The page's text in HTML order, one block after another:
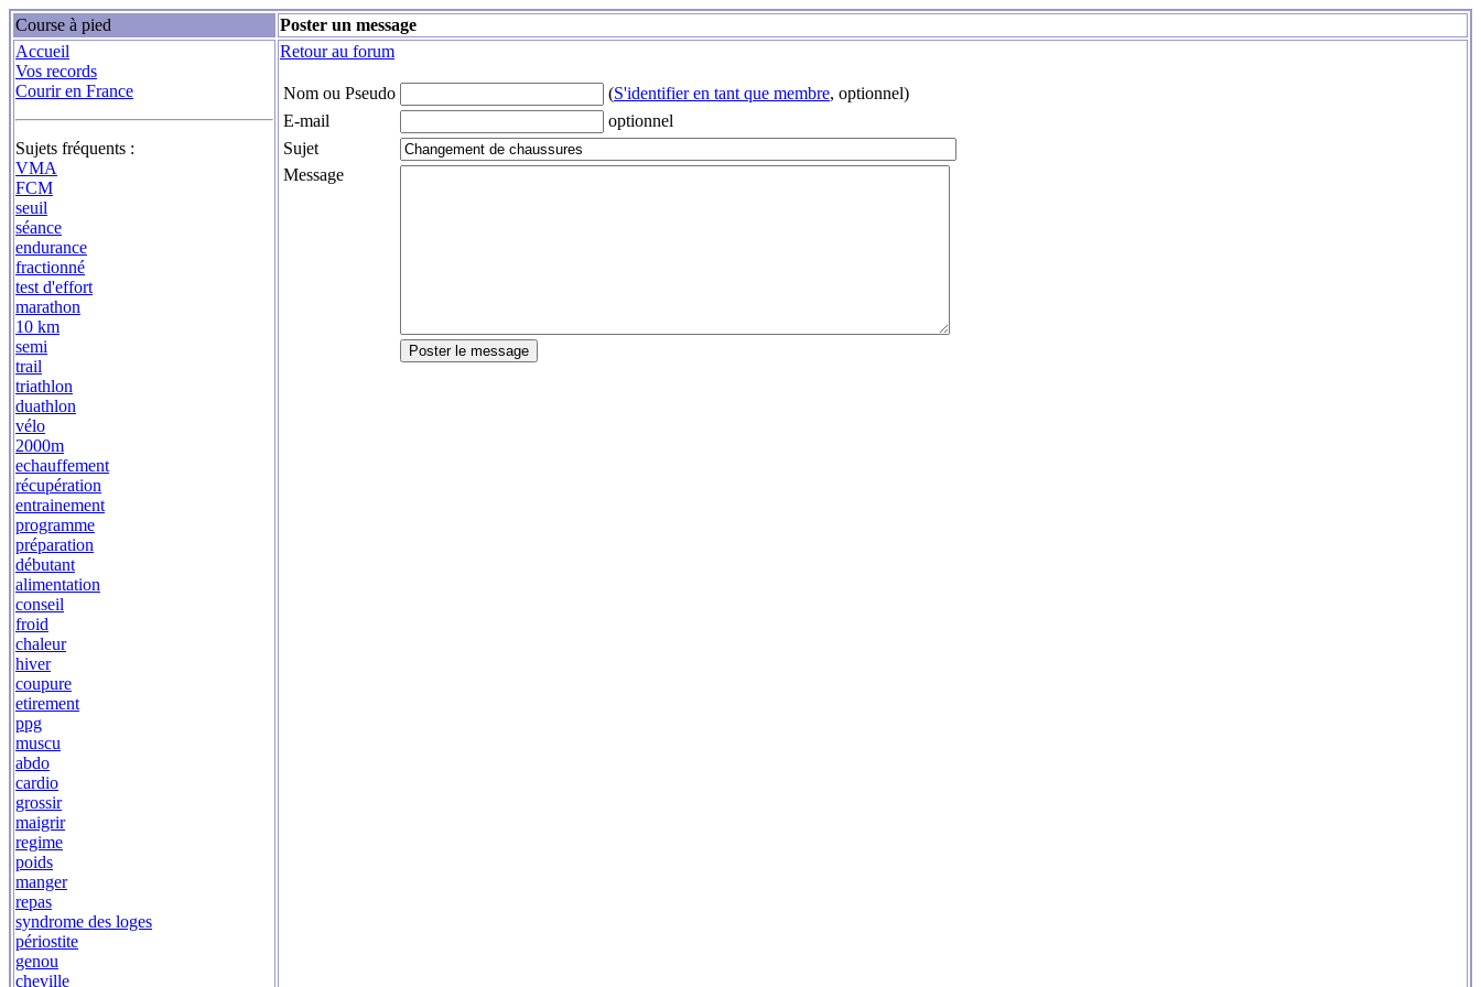
Course à pied
Poster un message
Accueil
Vos records
Courir en France
Sujets fréquents :
VMA
FCM
seuil
séance
endurance
fractionné
test d'effort
marathon
10 km
semi
trail
triathlon
duathlon
vélo
2000m
echauffement
récupération
entrainement
programme
préparation
débutant
alimentation
conseil
froid
chaleur
hiver
coupure
etirement
ppg
muscu
abdo
cardio
grossir
maigrir
regime
poids
manger
repas
syndrome des loges
périostite
genou
cheville
Retour au forum
Nom ou Pseudo (S'identifier en tant que membre, optionnel)
E-mail
optionnel
Sujet
Message